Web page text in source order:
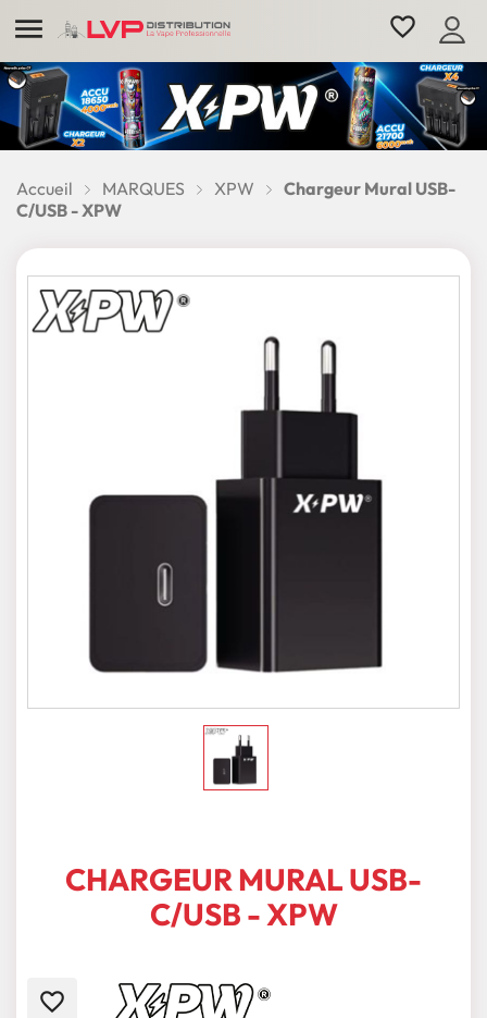
 favorite_border
Accueil MARQUES XPW
Chargeur Mural USB-
C/USB - XPW
CHARGEUR MURAL USB-
C/USB - XPW
favorite_border